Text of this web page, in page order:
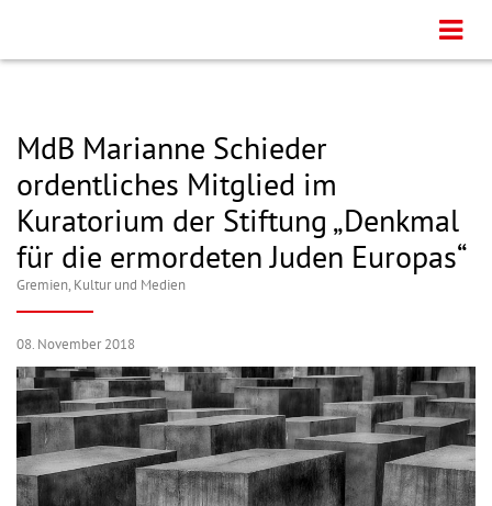
MdB Marianne Schieder
ordentliches Mitglied im
Kuratorium der Stiftung „Denkmal
für die ermordeten Juden Europas“
Gremien, Kultur und Medien
08. November 2018